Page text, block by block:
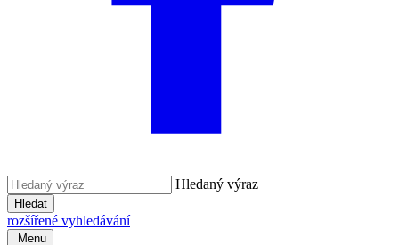
Hledaný výraz
Hledat
rozšířené vyhledávání
Menu